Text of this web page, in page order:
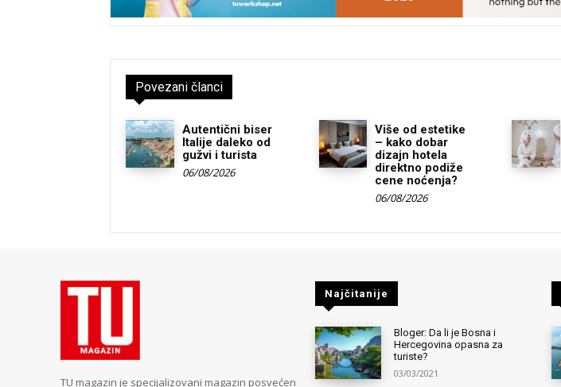
Povezani članci
Autentični biser
Italije daleko od
gužvi i turista
06/08/2026
Više od estetike
– kako dobar
dizajn hotela
direktno podiže
cene noćenja?
06/08/2026
TU magazin je specijalizovani magazin posvećen
Najčitanije
Bloger: Da li je Bosna i
Hercegovina opasna za
turiste?
03/03/2021